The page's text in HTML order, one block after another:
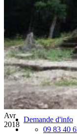
Infos pratiques
Préparer
Notre
Demande d'info
09 83 40
Avr
2018